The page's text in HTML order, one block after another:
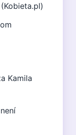
Kamila